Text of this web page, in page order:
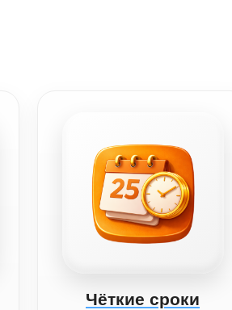
Чёткие сроки